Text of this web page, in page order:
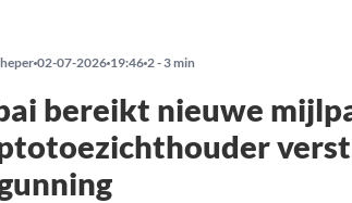
02-07-2026 19:46 2 - 3 min
bereikt nieuwe